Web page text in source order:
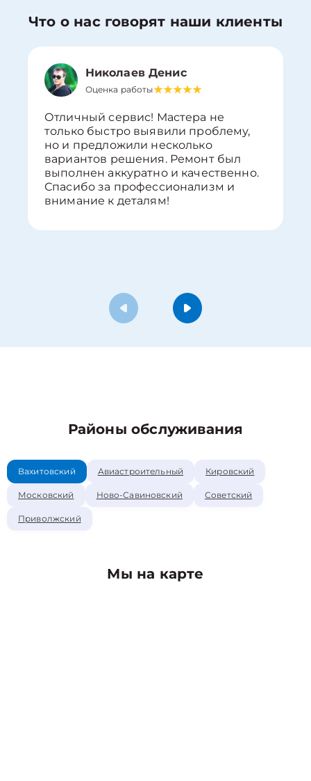
Что о нас говорят наши клиенты
Николаев Денис
Оценка работы
Отличный сервис! Мастера не
только быстро выявили проблему,
но и предложили несколько
вариантов решения. Ремонт был
выполнен аккуратно и качественно.
Спасибо за профессионализм и
внимание к деталям!
Районы обслуживания
Вахитовский Авиастроительный Кировский
Московский Ново-Савиновский Советский
Приволжский
Мы на карте